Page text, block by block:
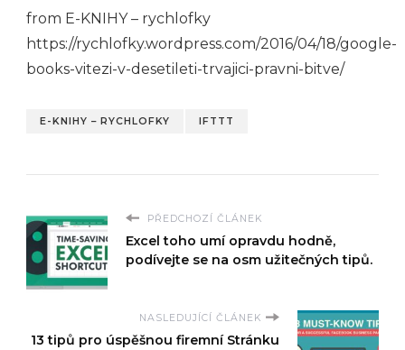
from E-KNIHY – rychlofky
https://rychlofky.wordpress.com/2016/04/18/google-
books-vitezi-v-desetileti-trvajici-pravni-bitve/
E-KNIHY – RYCHLOFKY IFTTT
PŘEDCHOZÍ ČLÁNEK
Excel toho umí opravdu hodně,
podívejte se na osm užitečných tipů.
NASLEDUJÍCÍ ČLÁNEK
13 tipů pro úspěšnou firemní Stránku